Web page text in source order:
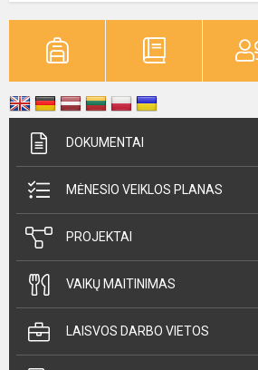
DOKUMENTAI
MĖNESIO VEIKLOS PLANAS
PROJEKTAI
VAIKŲ MAITINIMAS
LAISVOS DARBO VIETOS